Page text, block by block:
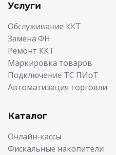
Услуги
Обслуживание ККТ
Замена ФН
Ремонт ККТ
Маркировка товаров
Подключение ТС ПИоТ
Автоматизация торговли
Каталог
Онлайн-кассы
Фискальные накопители